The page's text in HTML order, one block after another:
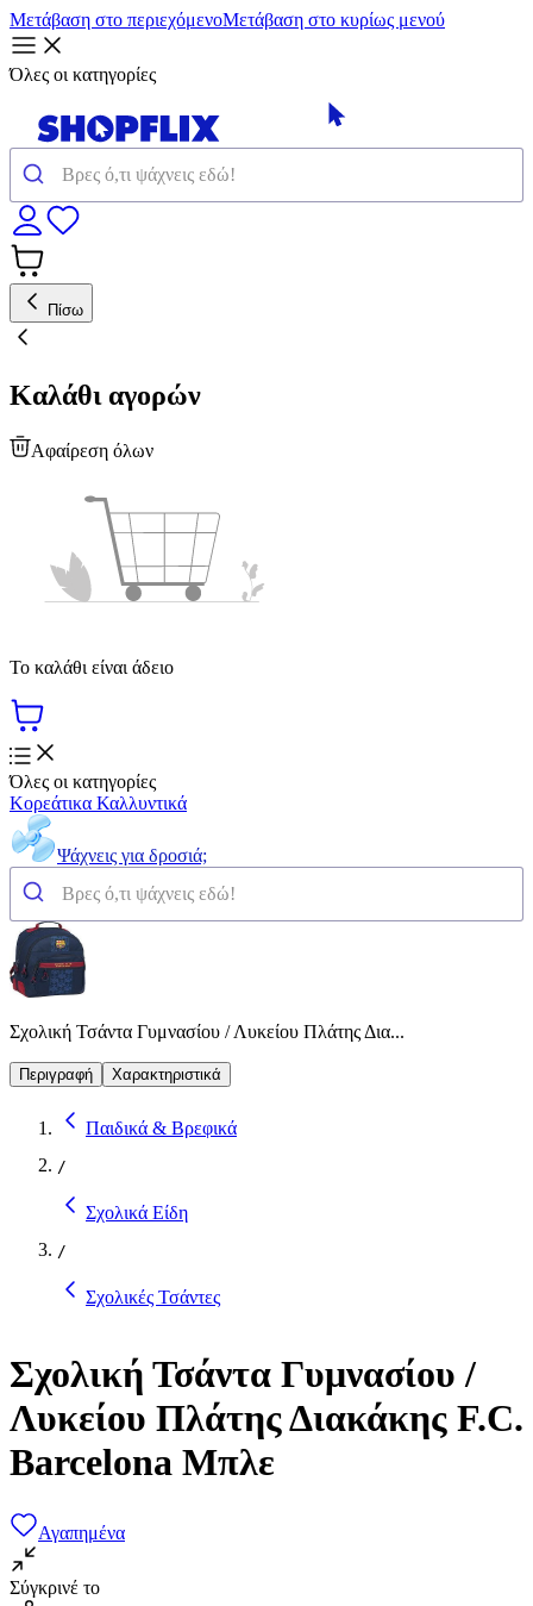
Μετάβαση στο περιεχόμενοΜετάβαση στο κυρίως μενού
Όλες οι κατηγορίες
Πίσω
Καλάθι αγορών
Αφαίρεση όλων
Το καλάθι είναι άδειο
Όλες οι κατηγορίες
Κορεάτικα Καλλυντικά
Ψάχνεις για δροσιά;
Σχολική Τσάντα Γυμνασίου / Λυκείου Πλάτης Δια...
Περιγραφή Χαρακτηριστικά
Παιδικά & Βρεφικά
/
Σχολικά Είδη
/
Σχολικές Τσάντες
Σχολική Τσάντα Γυμνασίου /
Λυκείου Πλάτης Διακάκης F.C.
Barcelona Μπλε
Αγαπημένα
Σύγκρινέ το